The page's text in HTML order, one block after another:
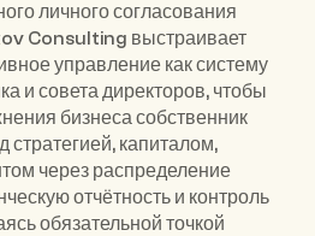
личного согласования
Consulting выстраивает
управление как систему
и совета директоров, чтобы
бизнеса собственник
стратегией, капиталом,
через распределение
отчётность и контроль
обязательной точкой